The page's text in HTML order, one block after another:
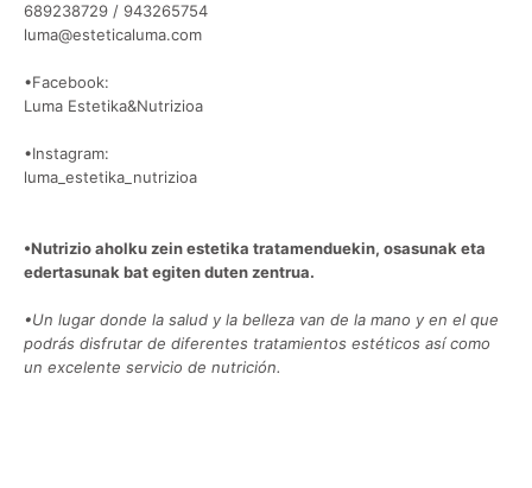
689238729 / 943265754
luma@esteticaluma.com
•Facebook:
Luma Estetika&Nutrizioa
•Instagram:
luma_estetika_nutrizioa
•Nutrizio aholku zein estetika tratamenduekin, osasunak eta
edertasunak bat egiten duten zentrua.
•Un lugar donde la salud y la belleza van de la mano y en el que
podrás disfrutar de diferentes tratamientos estéticos así como
un excelente servicio de nutrición.